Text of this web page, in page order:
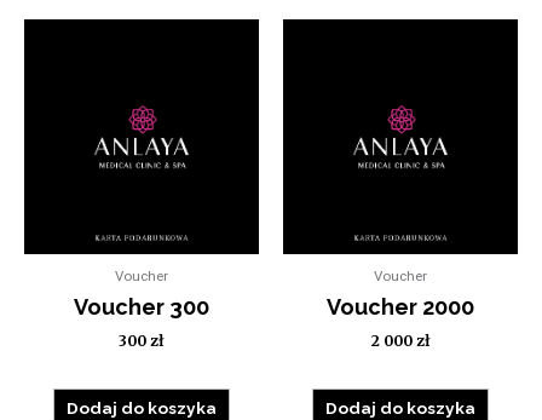
Voucher
Voucher 300
300 zł
Dodaj do koszyka
Voucher
Voucher 2000
2 000 zł
Dodaj do koszyka